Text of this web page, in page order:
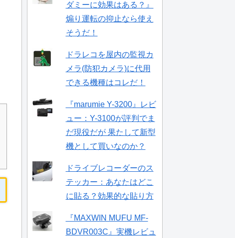
ダミーに効果はある？』
煽り運転の抑止なら使え
そうだ！
ドラレコを屋内の監視カ
メラ(防犯カメラ)に代用
できる機種はコレだ！
『marumie Y-3200』レビ
ュー：Y-3100が評判でま
だ現役だが 果たして新型
機として買いなのか？
ドライブレコーダーのス
テッカー：あなたはどこ
に貼る？効果的な貼り方
『MAXWIN MUFU MF-
BDVR003C』実機レビュ